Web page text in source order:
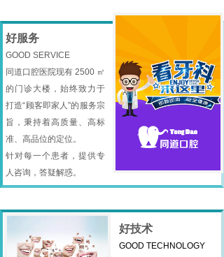
好服务
GOOD SERVICE
同道口腔医院现有 2500 ㎡
的门诊大楼，始终致力于
打造“顾客即家人”的服务宗
旨，秉持着高质量、高标
准、高品位的定位。
针对每一个患者，提供专
人咨询，答疑解惑。
好技术
GOOD TECHNOLOGY